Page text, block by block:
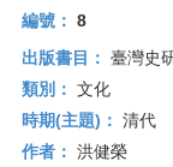
編號： 8
出版書目： 臺灣史
類別： 文化
時期(主題)： 清代
作者： 洪健榮